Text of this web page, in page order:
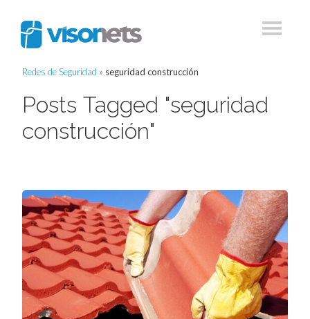
Redes de Seguridad » seguridad construcción
Posts Tagged "seguridad
construcción"